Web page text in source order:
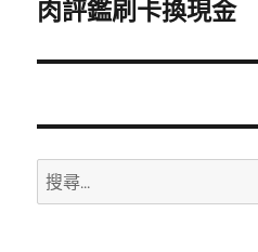
一
文
肉評鑑刷卡換現金
搜
尋